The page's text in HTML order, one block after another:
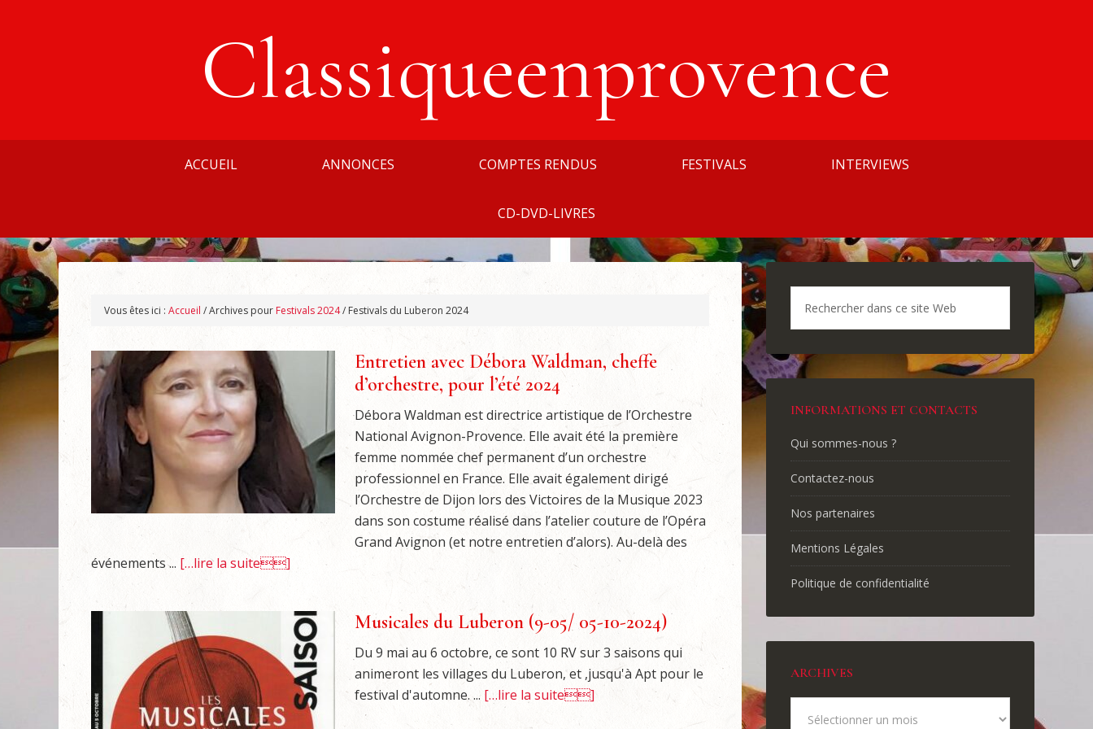
Classiqueenprovence
ACCUEIL ANNONCES COMPTES RENDUS FESTIVALS INTERVIEWS
CD-DVD-LIVRES
Vous êtes ici : Accueil /Archives pour Festivals 2024/ Festivals du Luberon 2024
Entretien avec Débora Waldman, cheffe
d’orchestre, pour l’été 2024
Débora Waldman est directrice artistique de l’Orchestre
National Avignon-Provence. Elle avait été la première
femme nommée chef permanent d’un orchestre
professionnel en France. Elle avait également dirigé
l’Orchestre de Dijon lors des Victoires de la Musique 2023
dans son costume réalisé dans l’atelier couture de l’Opéra
Grand Avignon (et notre entretien d’alors). Au-delà des
événements ... […lire la suite]
Musicales du Luberon (9-05/ 05-10-2024)
Du 9 mai au 6 octobre, ce sont 10 RV sur 3 saisons qui
animeront les villages du Luberon, et ,jusqu'à Apt pour le
festival d'automne. ... […lire la suite]
INFORMATIONS ET CONTACTS
Qui sommes-nous ?
Contactez-nous
Nos partenaires
Mentions Légales
Politique de confidentialité
ARCHIVES